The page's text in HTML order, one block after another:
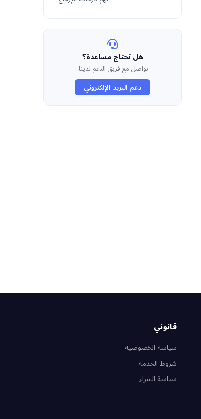
هل تحتاج مساعدة؟
تواصل مع فريق الدعم لدينا.
دعم البريد الإلكتروني
قانوني
سياسة الخصوصية
شروط الخدمة
سياسة الشراء